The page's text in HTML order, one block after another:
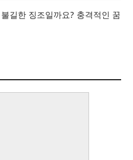
길한 징조일까요? 충격적인 꿈